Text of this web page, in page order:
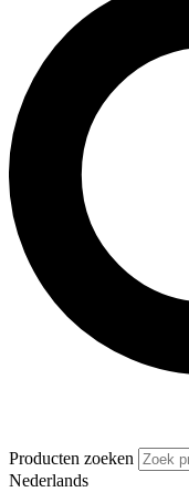
Producten zoeken
Nederlands